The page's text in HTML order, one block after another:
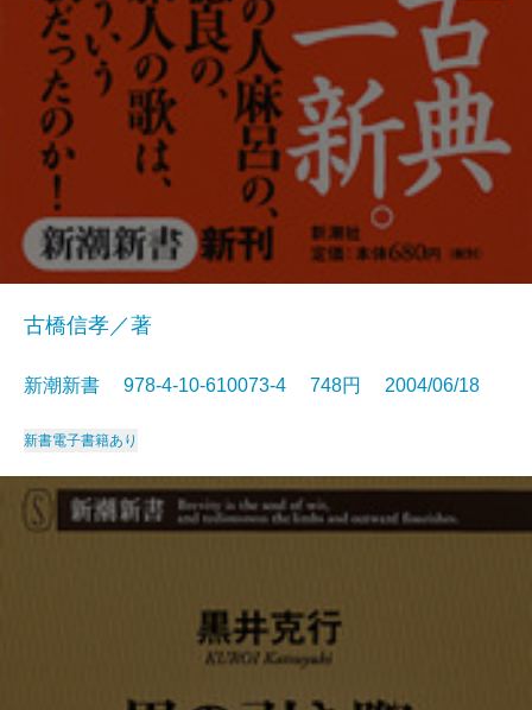
古橋信孝／著
新潮新書 978-4-10-610073-4 748円 2004/06/18
新書電子書籍あり